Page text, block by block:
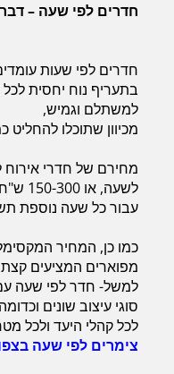
חדרים לפי שעה –
חדרים לפי שעות
בתעריף נוח יחסית
למשתלם וגמיש,
מכיוון שתוכלו
לשעה, או 150-300 ש"ח למשך 3 שעות אירוח מפנק,
עבור כל שעה נוספת תשלמו
כמו כן, המחיר
מפוארים המציעים
למשל- חדר לפי שעה עם
סוגי עיצוב שונים
לכל קהלי היעד ולכל
צימרים לפי שעה